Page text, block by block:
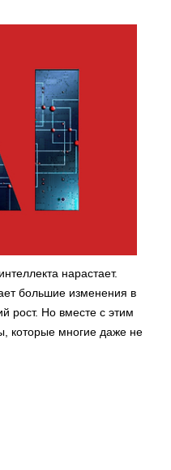
нарастает.
большие изменения в
рост. Но вместе с этим
которые многие даже не